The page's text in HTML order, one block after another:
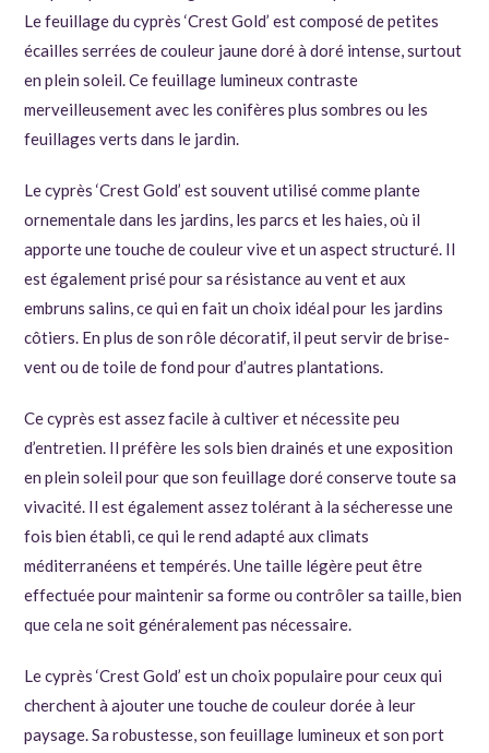
Le feuillage du cyprès ‘Crest Gold’ est composé de petites
écailles serrées de couleur jaune doré à doré intense, surtout
en plein soleil. Ce feuillage lumineux contraste
merveilleusement avec les conifères plus sombres ou les
feuillages verts dans le jardin.
Le cyprès ‘Crest Gold’ est souvent utilisé comme plante
ornementale dans les jardins, les parcs et les haies, où il
apporte une touche de couleur vive et un aspect structuré. Il
est également prisé pour sa résistance au vent et aux
embruns salins, ce qui en fait un choix idéal pour les jardins
côtiers. En plus de son rôle décoratif, il peut servir de brise-
vent ou de toile de fond pour d’autres plantations.
Ce cyprès est assez facile à cultiver et nécessite peu
d’entretien. Il préfère les sols bien drainés et une exposition
en plein soleil pour que son feuillage doré conserve toute sa
vivacité. Il est également assez tolérant à la sécheresse une
fois bien établi, ce qui le rend adapté aux climats
méditerranéens et tempérés. Une taille légère peut être
effectuée pour maintenir sa forme ou contrôler sa taille, bien
que cela ne soit généralement pas nécessaire.
Le cyprès ‘Crest Gold’ est un choix populaire pour ceux qui
cherchent à ajouter une touche de couleur dorée à leur
paysage. Sa robustesse, son feuillage lumineux et son port